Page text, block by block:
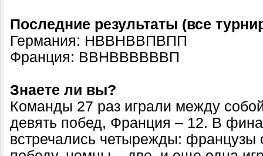
Последние результаты (все
Германия: НВВНВВПВПП
Франция: ВВНВВВВВВП
Знаете ли вы?
Команды 27 раз играли между
девять побед, Франция – 12. В
встречались четырежды: французы